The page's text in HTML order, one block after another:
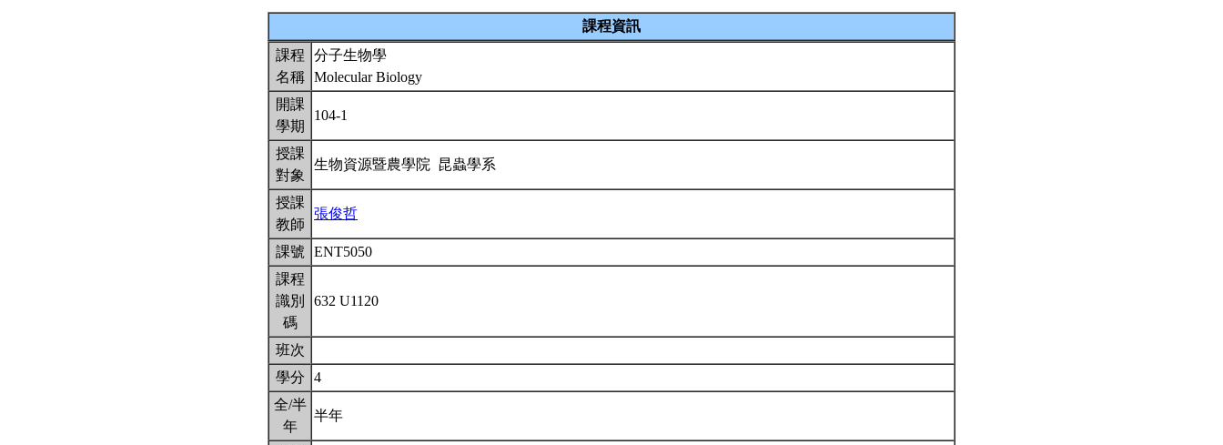
課程資訊
課程
名稱
分子生物學
Molecular Biology
開課
學期
104-1
授課
對象
生物資源暨農學院 昆蟲學系
授課
教師
張俊哲
課號
ENT5050
課程
識別
碼
632 U1120
班次
學分
4
全/半
年
半年